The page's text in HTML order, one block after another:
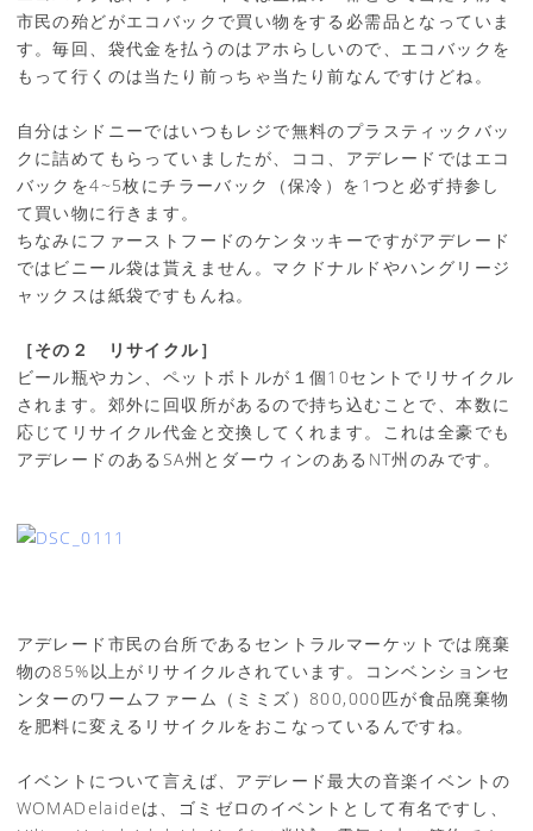
市民の殆どがエコバックで買い物をする必需品となっていま
す。毎回、袋代金を払うのはアホらしいので、エコバックを
もって行くのは当たり前っちゃ当たり前なんですけどね。
自分はシドニーではいつもレジで無料のプラスティックバッ
クに詰めてもらっていましたが、ココ、アデレードではエコ
バックを4~5枚にチラーバック（保冷）を1つと必ず持参し
て買い物に行きます。
ちなみにファーストフードのケンタッキーですがアデレード
ではビニール袋は貰えません。マクドナルドやハングリージ
ャックスは紙袋ですもんね。
［その２ リサイクル］
ビール瓶やカン、ペットボトルが１個10セントでリサイクル
されます。郊外に回収所があるので持ち込むことで、本数に
応じてリサイクル代金と交換してくれます。これは全豪でも
アデレードのあるSA州とダーウィンのあるNT州のみです。
アデレード市民の台所であるセントラルマーケットでは廃棄
物の85%以上がリサイクルされています。コンベンションセ
ンターのワームファーム（ミミズ）800,000匹が食品廃棄物
を肥料に変えるリサイクルをおこなっているんですね。
イベントについて言えば、アデレード最大の音楽イベントの
WOMADelaideは、ゴミゼロのイベントとして有名ですし、